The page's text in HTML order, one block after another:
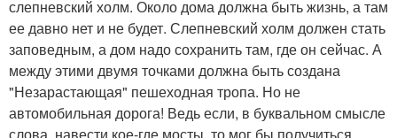
слепневский холм. Около дома должна быть жизнь, а там
ее давно нет и не будет. Слепневский холм должен стать
заповедным, а дом надо сохранить там, где он сейчас. А
между этими двумя точками должна быть создана
"Незарастающая" пешеходная тропа. Но не
автомобильная дорога! Ведь если, в буквальном смысле
слова, навести кое-где мосты, то мог бы получиться